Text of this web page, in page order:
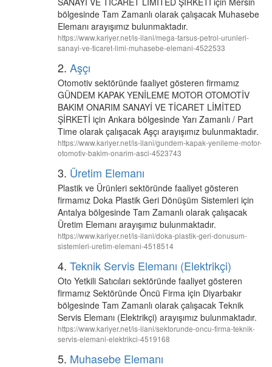
bölgesinde Tam Zamanlı olarak çalışacak Muhasebe
Elemanı arayışımız bulunmaktadır.
https://www.kariyer.net/is-ilani/mega-tarsus-petrol-urunleri-
sanayi-ve-ticaret-limi-muhasebe-elemani-4522533
2. Aşçı
Otomotiv sektöründe faaliyet gösteren firmamız
GÜNDEM KAPAK YENİLEME MOTOR OTOMOTİV
BAKIM ONARIM SANAYİ VE TİCARET LİMİTED
ŞİRKETİ için Ankara bölgesinde Yarı Zamanlı / Part
Time olarak çalışacak Aşçı arayışımız bulunmaktadır.
https://www.kariyer.net/is-ilani/gundem-kapak-yenileme-motor-
otomotiv-bakim-onarim-asci-4523743
3. Üretim Elemanı
Plastik ve Ürünleri sektöründe faaliyet gösteren
firmamız Doka Plastik Geri Dönüşüm Sistemleri için
Antalya bölgesinde Tam Zamanlı olarak çalışacak
Üretim Elemanı arayışımız bulunmaktadır.
https://www.kariyer.net/is-ilani/doka-plastik-geri-donusum-
sistemleri-uretim-elemani-4518514
4. Teknik Servis Elemanı (Elektrikçi)
Oto Yetkili Satıcıları sektöründe faaliyet gösteren
firmamız Sektöründe Öncü Firma için Diyarbakır
bölgesinde Tam Zamanlı olarak çalışacak Teknik
Servis Elemanı (Elektrikçi) arayışımız bulunmaktadır.
https://www.kariyer.net/is-ilani/sektorunde-oncu-firma-teknik-
servis-elemani-elektrikci-4519168
5. Muhasebe Elemanı